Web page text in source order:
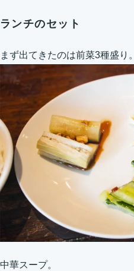
ランチのセット
まず出てきたのは前菜3種盛り。
中華スープ。